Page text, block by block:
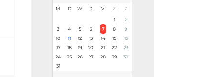
M D W D V Z Z
1
2
3
4 5 6 7 8
9
10
11 12 13 14 15
16
17
18 19 20 21 22
23
24
25 26 27 28 29
30
31